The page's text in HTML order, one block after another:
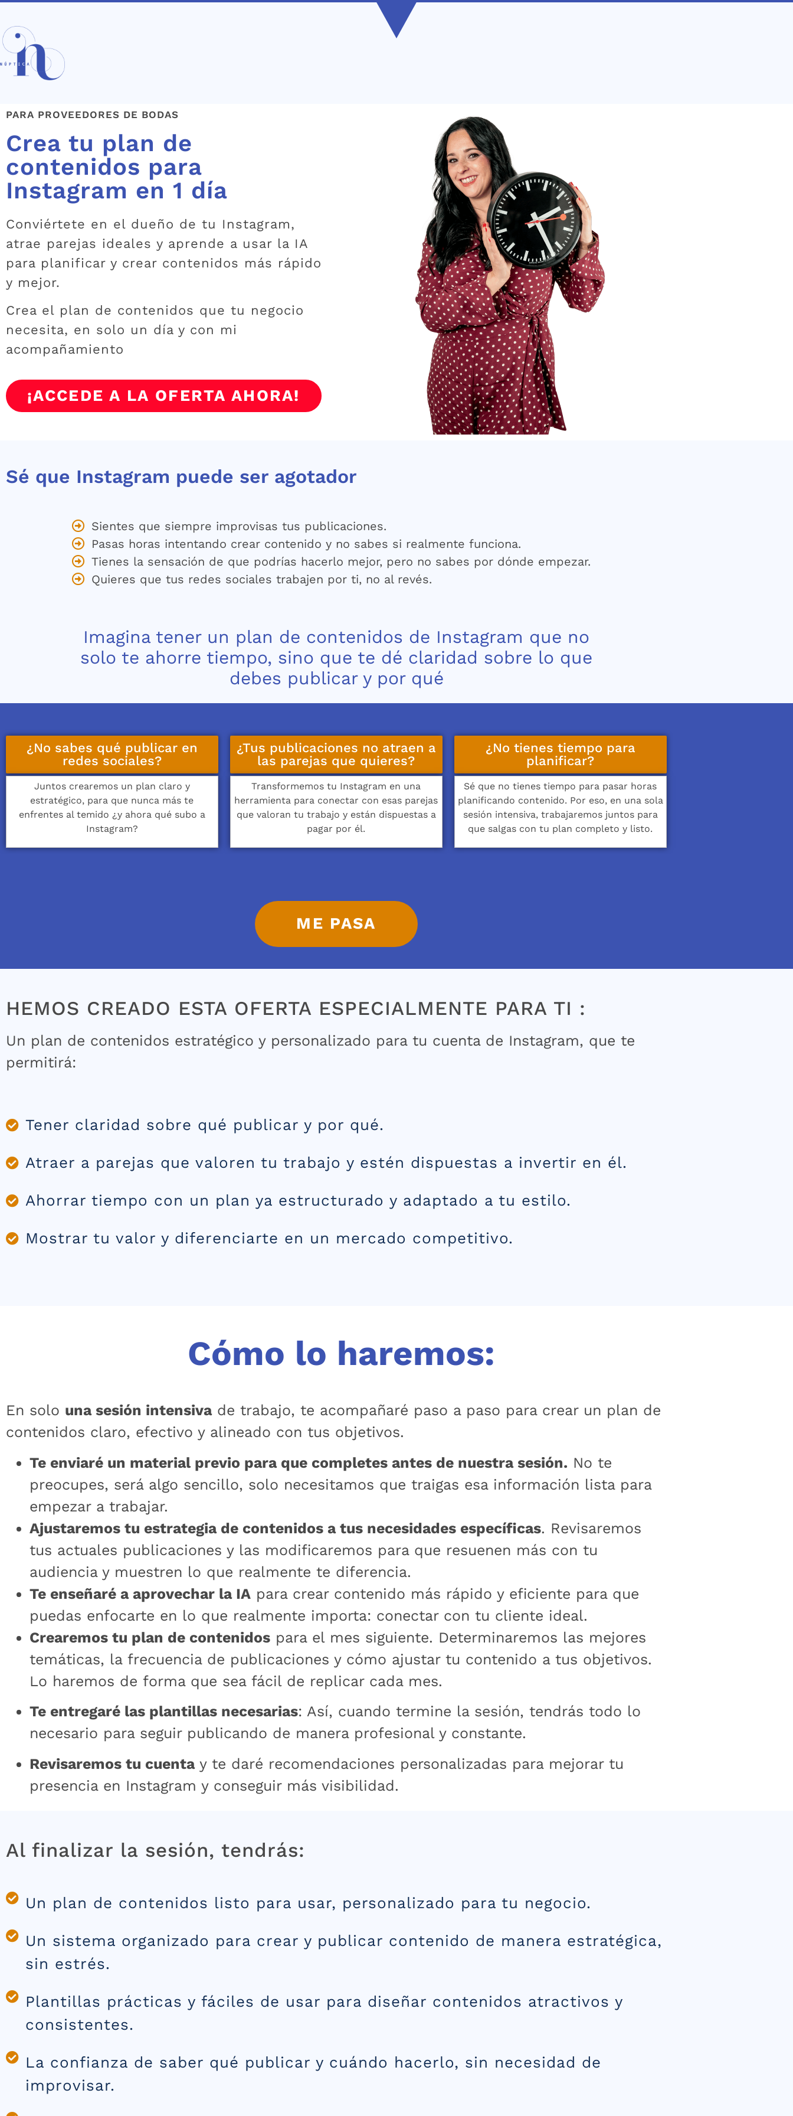
PARA PROVEEDORES DE BODAS
Crea tu plan de
contenidos para
Instagram en 1 día
Conviértete en el dueño de tu Instagram,
atrae parejas ideales y aprende a usar la IA
para planificar y crear contenidos más rápido
y mejor.
Crea el plan de contenidos que tu negocio
necesita, en solo un día y con mi
acompañamiento
¡ACCEDE A LA OFERTA AHORA!
Sé que Instagram puede ser agotador
Sientes que siempre improvisas tus publicaciones.
Pasas horas intentando crear contenido y no sabes si realmente funciona.
Tienes la sensación de que podrías hacerlo mejor, pero no sabes por dónde empezar.
Quieres que tus redes sociales trabajen por ti, no al revés.
Imagina tener un plan de contenidos de Instagram que no
solo te ahorre tiempo, sino que te dé claridad sobre lo que
debes publicar y por qué
¿No sabes qué publicar en
redes sociales?
Juntos crearemos un plan claro y
estratégico, para que nunca más te
enfrentes al temido ¿y ahora qué subo a
Instagram?
¿Tus publicaciones no atraen a
las parejas que quieres?
Transformemos tu Instagram en una
herramienta para conectar con esas parejas
que valoran tu trabajo y están dispuestas a
pagar por él.
¿No tienes tiempo para
planificar?
Sé que no tienes tiempo para pasar horas
planificando contenido. Por eso, en una sola
sesión intensiva, trabajaremos juntos para
que salgas con tu plan completo y listo.
ME PASA
HEMOS CREADO ESTA OFERTA ESPECIALMENTE PARA TI :
Un plan de contenidos estratégico y personalizado para tu cuenta de Instagram, que te
permitirá:
Tener claridad sobre qué publicar y por qué.
Atraer a parejas que valoren tu trabajo y estén dispuestas a invertir en él.
Ahorrar tiempo con un plan ya estructurado y adaptado a tu estilo.
Mostrar tu valor y diferenciarte en un mercado competitivo.
Cómo lo haremos:
En solo una sesión intensivade trabajo, te acompañaré paso a paso para crear un plan de
contenidos claro, efectivo y alineado con tus objetivos.
Te enviaré un material previo para que completes antes de nuestra sesión. No te
preocupes, será algo sencillo, solo necesitamos que traigas esa información lista para
empezar a trabajar.
Ajustaremos tu estrategia de contenidos a tus necesidades específicas. Revisaremos
tus actuales publicaciones y las modificaremos para que resuenen más con tu
audiencia y muestren lo que realmente te diferencia.
Te enseñaré a aprovechar la IA para crear contenido más rápido y eficiente para que
puedas enfocarte en lo que realmente importa: conectar con tu cliente ideal.
Crearemos tu plan de contenidos para el mes siguiente. Determinaremos las mejores
temáticas, la frecuencia de publicaciones y cómo ajustar tu contenido a tus objetivos.
Lo haremos de forma que sea fácil de replicar cada mes.
Te entregaré las plantillas necesarias: Así, cuando termine la sesión, tendrás todo lo
necesario para seguir publicando de manera profesional y constante.
Revisaremos tu cuentay te daré recomendaciones personalizadas para mejorar tu
presencia en Instagram y conseguir más visibilidad.
Al finalizar la sesión, tendrás:
Un plan de contenidos listo para usar, personalizado para tu negocio.
Un sistema organizado para crear y publicar contenido de manera estratégica,
sin estrés.
Plantillas prácticas y fáciles de usar para diseñar contenidos atractivos y
consistentes.
La confianza de saber qué publicar y cuándo hacerlo, sin necesidad de
improvisar.